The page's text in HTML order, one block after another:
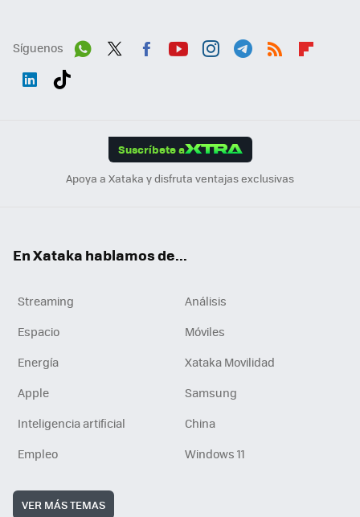
Síguenos
Suscríbete a
Apoya a Xataka y disfruta ventajas exclusivas
En Xataka hablamos de...
Streaming
Análisis
Espacio
Móviles
Energía
Xataka Movilidad
Apple
Samsung
Inteligencia artificial
China
Empleo
Windows 11
VER MÁS TEMAS